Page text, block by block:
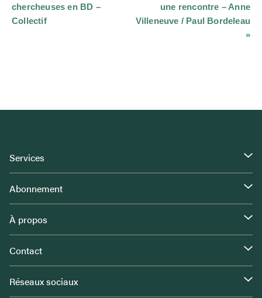
Évènement
chercheuses en BD –
Collectif
une rencontre – Anne
Villeneuve / Paul Bordeleau
»
Services
Abonnement
À propos
Contact
Réseaux sociaux